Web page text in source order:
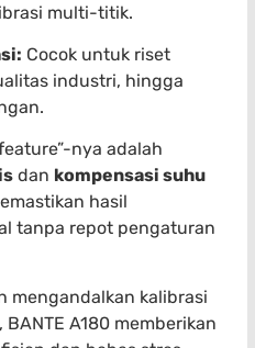
multi-titik.
Cocok untuk riset
industri, hingga
nya adalah
dan kompensasi suhu
hasil
tanpa repot pengaturan
mengandalkan kalibrasi
A180 memberikan